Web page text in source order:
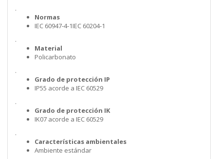
.
Normas
IEC 60947-4-1IEC 60204-1
.
Material
Policarbonato
.
Grado de protección IP
IP55 acorde a IEC 60529
.
Grado de protección IK
IK07 acorde a IEC 60529
.
Características ambientales
Ambiente estándar